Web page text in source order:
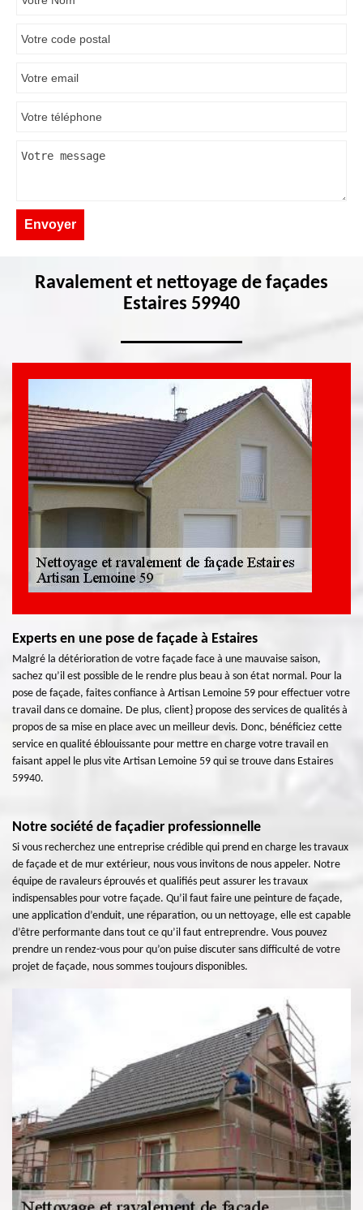
Ravalement et nettoyage de façades
Estaires 59940
Experts en une pose de façade à Estaires
Malgré la détérioration de votre façade face à une mauvaise saison,
sachez qu’il est possible de le rendre plus beau à son état normal. Pour la
pose de façade, faites confiance à Artisan Lemoine 59 pour effectuer votre
travail dans ce domaine. De plus, client} propose des services de qualités à
propos de sa mise en place avec un meilleur devis. Donc, bénéficiez cette
service en qualité éblouissante pour mettre en charge votre travail en
faisant appel le plus vite Artisan Lemoine 59 qui se trouve dans Estaires
59940.
Notre société de façadier professionnelle
Si vous recherchez une entreprise crédible qui prend en charge les travaux
de façade et de mur extérieur, nous vous invitons de nous appeler. Notre
équipe de ravaleurs éprouvés et qualifiés peut assurer les travaux
indispensables pour votre façade. Qu’il faut faire une peinture de façade,
une application d’enduit, une réparation, ou un nettoyage, elle est capable
d’être performante dans tout ce qu’il faut entreprendre. Vous pouvez
prendre un rendez-vous pour qu’on puise discuter sans difficulté de votre
projet de façade, nous sommes toujours disponibles.